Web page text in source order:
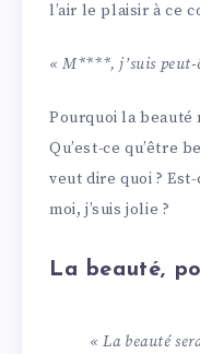
l’air le plaisir à ce
« M****, j’suis peut-
Pourquoi la beauté
Qu’est-ce qu’être
veut dire quoi ? Est-
moi, j’suis jolie ?
La beauté,
« La beauté